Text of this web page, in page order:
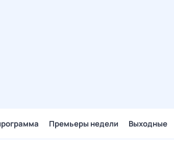
Премьеры недели Выходные